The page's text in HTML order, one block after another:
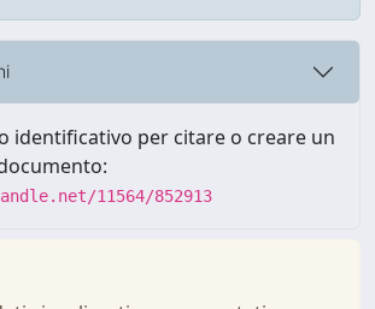
identificativo per citare o creare un
11564/852913